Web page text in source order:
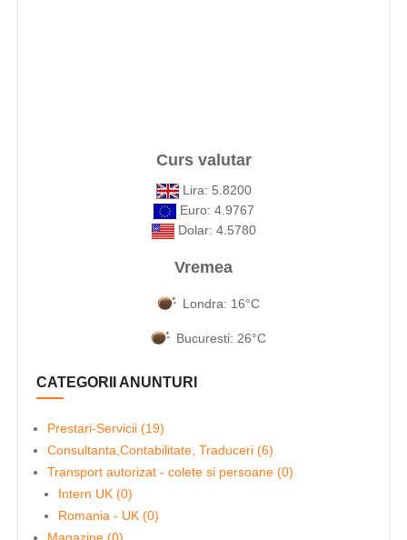
Curs valutar
Lira: 5.8200
Euro: 4.9767
Dolar: 4.5780
Vremea
Londra: 16°C
Bucuresti: 26°C
CATEGORII ANUNTURI
Prestari-Servicii (19)
Consultanta,Contabilitate, Traduceri (6)
Transport autorizat - colete si persoane (0)
Intern UK (0)
Romania - UK (0)